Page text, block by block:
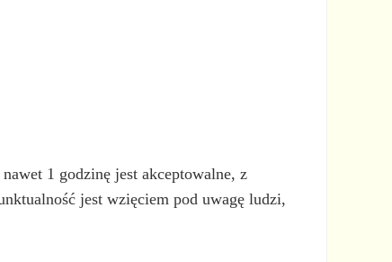
1 godzinę jest akceptowalne, z
jest wzięciem pod uwagę ludzi,